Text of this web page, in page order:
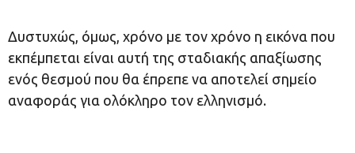
Δυστυχώς, όμως, χρόνο με τον χρόνο η εικόνα που
εκπέμπεται είναι αυτή της σταδιακής απαξίωσης
ενός θεσμού που θα έπρεπε να αποτελεί σημείο
αναφοράς για ολόκληρο τον ελληνισμό.